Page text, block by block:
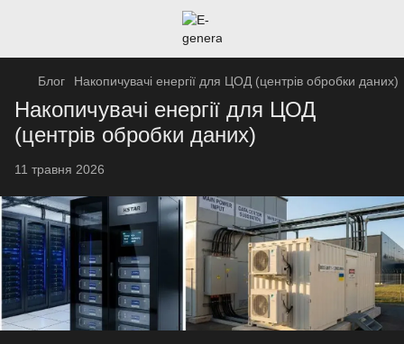
Блог Накопичувачі енергії для ЦОД (центрів обробки даних)
Накопичувачі енергії для ЦОД
(центрів обробки даних)
11 травня 2026